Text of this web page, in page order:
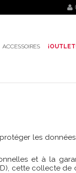
ACCESSOIRES
protéger les
et à la
cette collecte